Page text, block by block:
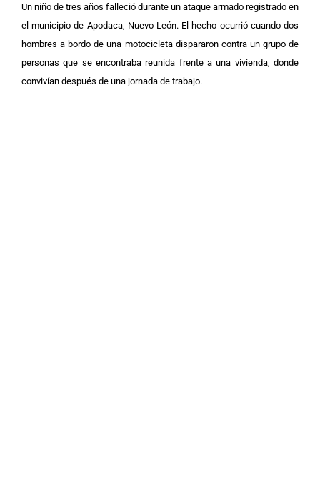
Un niño de tres años falleció durante un ataque armado registrado en
el municipio de Apodaca, Nuevo León. El hecho ocurrió cuando dos
hombres a bordo de una motocicleta dispararon contra un grupo de
personas que se encontraba reunida frente a una vivienda, donde
convivían después de una jornada de trabajo.